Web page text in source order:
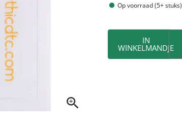
Op voorraad (5+ stuks)
IN
WINKELMANDJE